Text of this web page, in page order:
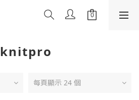
knitpro
每頁顯示 24 個